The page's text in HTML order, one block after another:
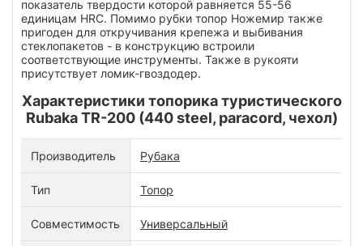
показатель твердости которой равняется 55-56
единицам HRC. Помимо рубки топор Ножемир также
пригоден для откручивания крепежа и выбивания
стеклопакетов - в конструкцию встроили
соответствующие инструменты. Также в рукояти
присутствует ломик-гвоздодер.
Характеристики топорика туристического
Rubaka TR-200 (440 steel, paracord, чехол)
Производитель Рубака
Тип Топор
Совместимость Универсальный